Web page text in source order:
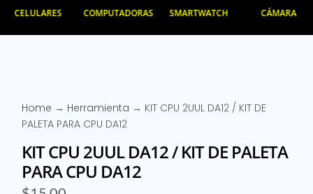
CELULARES COMPUTADORAS SMARTWATCH CÁMARA
Home → Herramienta → KIT CPU 2UUL DA12 / KIT DE
PALETA PARA CPU DA12
KIT CPU 2UUL DA12 / KIT DE PALETA
PARA CPU DA12